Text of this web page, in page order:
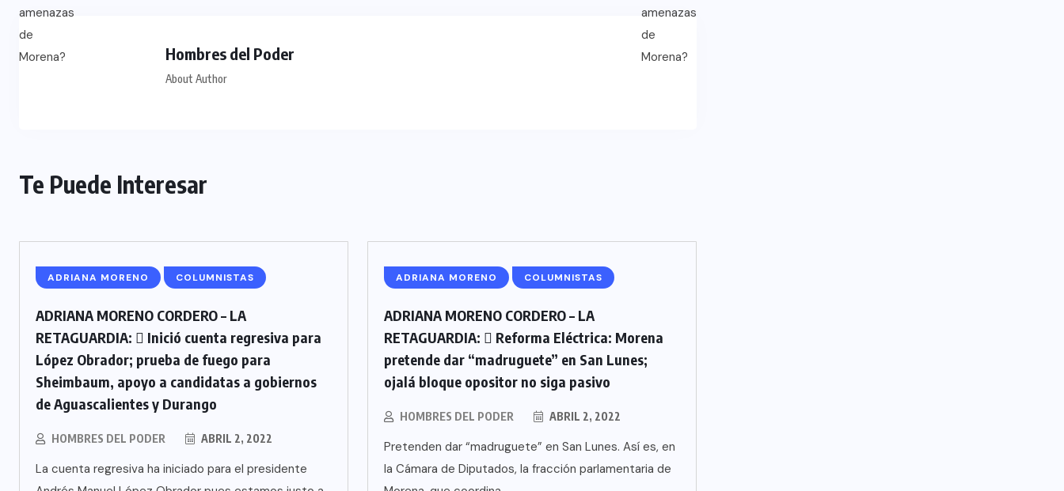
Hombres del Poder
About Author
Te Puede Interesar
ADRIANA MORENO COLUMNISTAS
ADRIANA MORENO CORDERO – LA
RETAGUARDIA:  Inició cuenta regresiva para
López Obrador; prueba de fuego para
Sheimbaum, apoyo a candidatas a gobiernos
de Aguascalientes y Durango
HOMBRES DEL PODER ABRIL 2, 2022
La cuenta regresiva ha iniciado para el presidente
ADRIANA MORENO COLUMNISTAS
ADRIANA MORENO CORDERO – LA
RETAGUARDIA:  Reforma Eléctrica: Morena
pretende dar “madruguete” en San Lunes;
ojalá bloque opositor no siga pasivo
HOMBRES DEL PODER ABRIL 2, 2022
Pretenden dar “madruguete” en San Lunes. Así es, en
la Cámara de Diputados, la fracción parlamentaria de